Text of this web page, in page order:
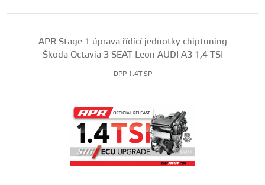
APR Stage 1 úprava řídící jednotky chiptuning
Škoda Octavia 3 SEAT Leon AUDI A3 1,4 TSI
DPP-1.4T-SP